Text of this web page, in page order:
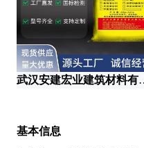
武汉安建
基本信息